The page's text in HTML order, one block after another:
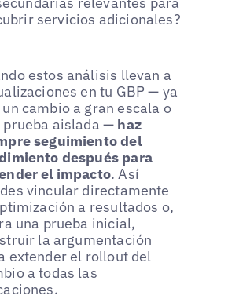
servicios adicionales?
estos análisis llevan a
en tu GBP — ya
un cambio a gran escala o
prueba aislada — haz
seguimiento del
después para
el impacto. Así
vincular directamente
a resultados o,
una prueba inicial,
la argumentación
extender el rollout del
a todas las